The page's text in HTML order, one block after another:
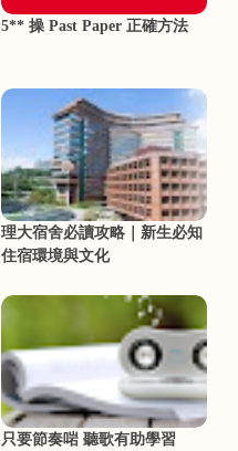
5** 操 Past Paper 正確方法
理大宿舍必讀攻略｜新生必知
住宿環境與文化
只要節奏啱 聽歌有助學習